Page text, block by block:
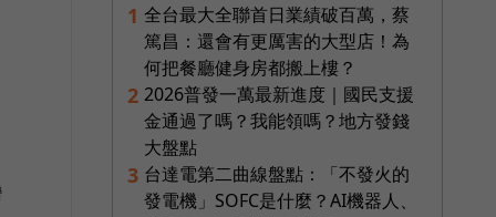
1 全台最大全聯首日業績破百萬，蔡
篤昌：還會有更厲害的大型店！為
何把餐廳健身房都搬上樓？
2 2026普發一萬最新進度｜國民支援
金通過了嗎？我能領嗎？地方發錢
大盤點
3 台達電第二曲線盤點：「不發火的
發電機」SOFC是什麼？AI機器人、